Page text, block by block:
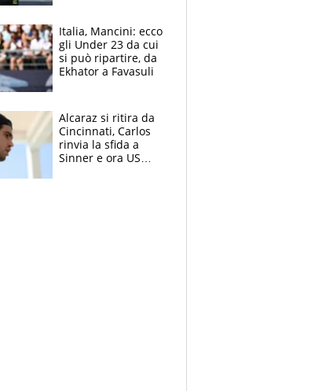
Italia, Mancini: ecco
gli Under 23 da cui
si può ripartire, da
Ekhator a Favasuli
Alcaraz si ritira da
Cincinnati, Carlos
rinvia la sfida a
Sinner e ora US